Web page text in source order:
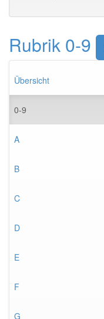
Rubrik 0-9
Übersicht
0-9
A
B
C
D
E
F
G